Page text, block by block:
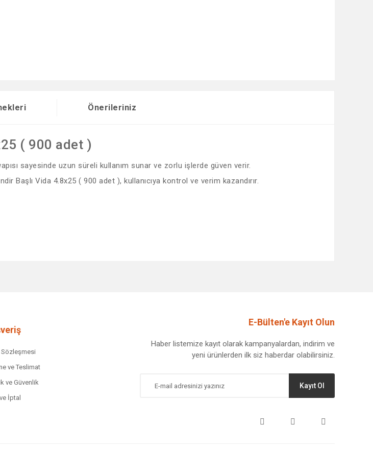
Önerileriniz
( 900 adet )
sayesinde uzun süreli kullanım sunar ve zorlu işlerde güven verir.
Başlı Vida 4.8x25 ( 900 adet ), kullanıcıya kontrol ve verim kazandırır.
Sözleşmesi
ve Teslimat
ve Güvenlik
İptal
E-Bülten'e Kayıt Olun
Haber listemize kayıt olarak kampanyalardan, indirim ve
yeni ürünlerden ilk siz haberdar olabilirsiniz.
Kayıt Ol